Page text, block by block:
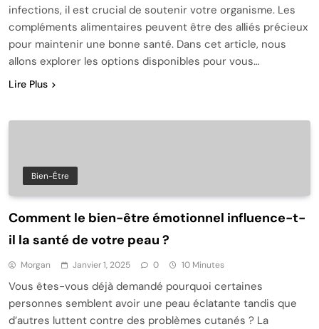
infections, il est crucial de soutenir votre organisme. Les
compléments alimentaires peuvent être des alliés précieux
pour maintenir une bonne santé. Dans cet article, nous
allons explorer les options disponibles pour vous…
Lire Plus
Bien-Être
Comment le bien-être émotionnel influence-t-
il la santé de votre peau ?
Morgan Janvier 1, 2025 0 10 Minutes
Vous êtes-vous déjà demandé pourquoi certaines
personnes semblent avoir une peau éclatante tandis que
d’autres luttent contre des problèmes cutanés ? La